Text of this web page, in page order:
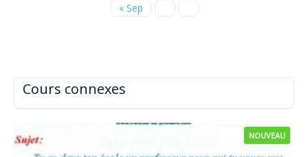
Cours connexes
NOUVEAU
« Sep